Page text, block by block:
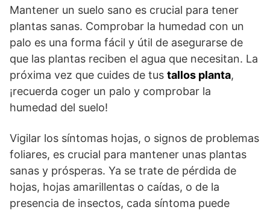
Mantener un suelo sano es crucial para tener
plantas sanas. Comprobar la humedad con un
palo es una forma fácil y útil de asegurarse de
que las plantas reciben el agua que necesitan. La
próxima vez que cuides de tus tallos planta,
¡recuerda coger un palo y comprobar la
humedad del suelo!
Vigilar los síntomas hojas, o signos de problemas
foliares, es crucial para mantener unas plantas
sanas y prósperas. Ya se trate de pérdida de
hojas, hojas amarillentas o caídas, o de la
presencia de insectos, cada síntoma puede